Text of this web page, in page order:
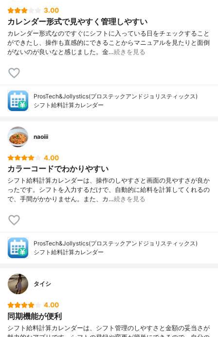
3.00
カレンダー形式で見やすく管理しやすい
カレンダー形式なのですぐにシフトに入っている日をチェックすること
ができたし、操作も直感的にできることからマニュアルを見たりと面倒
がないのが良いなと感じました。金…続きを見る
ProsTech&Jollystics(プロステックアンドジョリスティックス)
シフト給料計算カレンダー
naoiii
4.00
カラーコードでわかりやすい
シフト給料計算カレンダーは、操作のしやすさと画面の見やすさが良か
ったです。シフトを入力するだけで、自動的に給料を計算してくれるの
で、手間がかかりません。また、カ…続きを見る
ProsTech&Jollystics(プロステックアンドジョリスティックス)
シフト給料計算カレンダー
タイシ
4.00
同期機能が便利
シフト給料計算カレンダーは、シフト管理のしやすさと金額の妥当さが